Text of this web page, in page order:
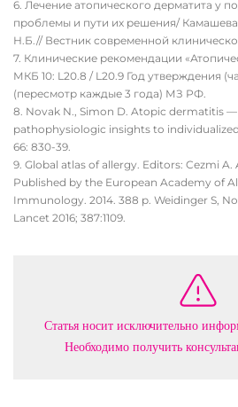
Лечение атопического дерматита у
проблемы и пути их решения/
Н.Б.// Вестник современной
Клинические рекомендации
МКБ 10: L20.8 / L20.9 Год утверждения
(пересмотр каждые 3 года) МЗ РФ.
Novak N., Simon D. Atopic dermatitis
pathophysiologic insights to
66: 830-39.
Global atlas of allergy. Editors: Cezmi A.
Published by the European Academy of
Immunology. 2014. 388 p. Weidinger S,
Lancet 2016; 387:1109.
Статья носит исключительно
Необходимо получить